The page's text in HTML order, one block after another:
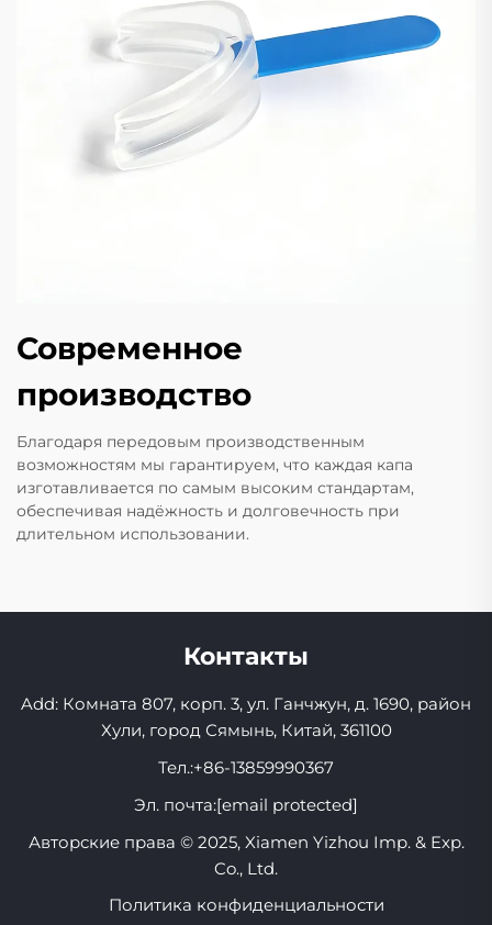
Современное
производство
Благодаря передовым производственным
возможностям мы гарантируем, что каждая капа
изготавливается по самым высоким стандартам,
обеспечивая надёжность и долговечность при
длительном использовании.
Контакты
Add: Комната 807, корп. 3, ул. Ганчжун, д. 1690, район
Хули, город Сямынь, Китай, 361100
Тел.:+86-13859990367
Эл. почта:[email protected]
Авторские права © 2025, Xiamen Yizhou Imp. & Exp.
Co., Ltd.
Политика конфиденциальности